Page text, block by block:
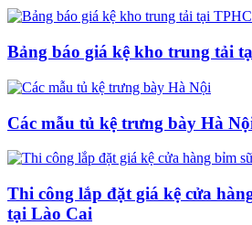
Bảng báo giá kệ kho trung tải
Các mẫu tủ kệ trưng bày Hà
Thi công lắp đặt giá kệ cửa
tại Lào Cai